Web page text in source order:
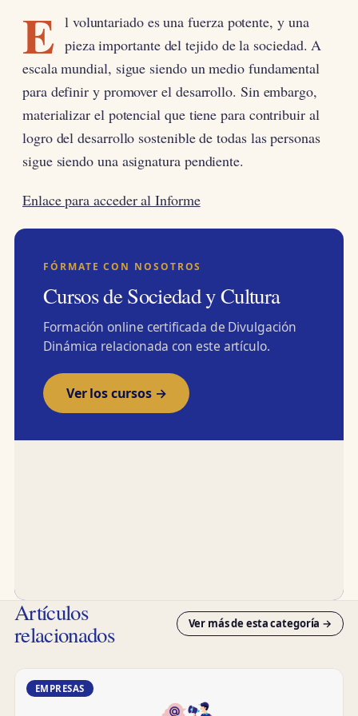
E l voluntariado es una fuerza potente, y una
pieza importante del tejido de la sociedad. A
escala mundial, sigue siendo un medio fundamental
para definir y promover el desarrollo. Sin embargo,
materializar el potencial que tiene para contribuir al
logro del desarrollo sostenible de todas las personas
sigue siendo una asignatura pendiente.
Enlace para acceder al Informe
FÓRMATE CON NOSOTROS
Cursos de Sociedad y Cultura
Formación online certificada de Divulgación
Dinámica relacionada con este artículo.
Ver los cursos →
Artículos
relacionados Ver más de esta categoría →
EMPRESAS